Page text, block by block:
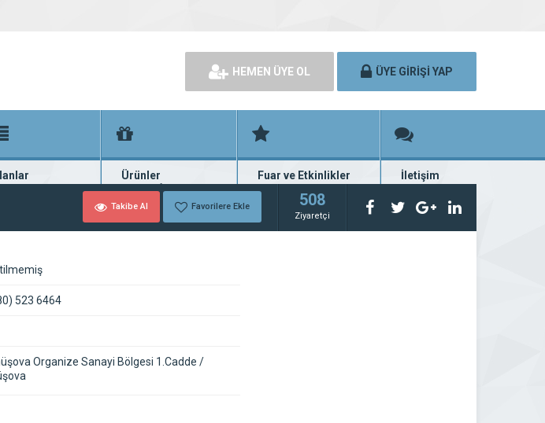
HEMEN ÜYE OL ÜYE GİRİŞİ YAP
seri ilanlar
Ürünler
Binlerce firma ürünü
Fuar ve Etkinlikler
Fuar ve etkinlik planları
İletişim
Bize ulaşın
Takibe Al Favorilere Ekle 508
Ziyaretçi
523 6464
Organize Sanayi Bölgesi 1.Cadde /